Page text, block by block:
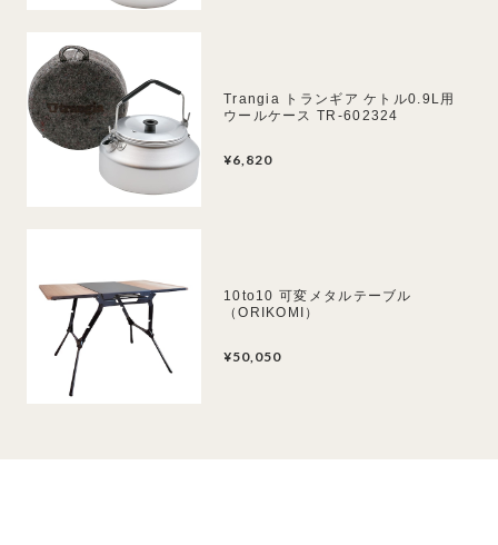
Trangia トランギア ケトル0.9L用
ウールケース TR-602324
¥6,820
10to10 可変メタルテーブル
（ORIKOMI）
¥50,050